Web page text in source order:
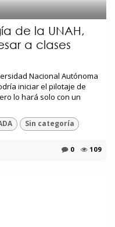
de la UNAH,
a clases
Nacional Autónoma
iniciar el pilotaje de
lo hará solo con un
Sin categoría
0 109